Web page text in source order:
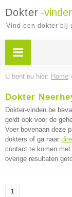
Dokter -
Vind een dokter bij
U bent nu hier: Home
Dokter
Dokter-vinden.be
geldt ook voor de
Voer bovenaan deze
dokters of ga naar
contact te komen met
overige resultaten
1